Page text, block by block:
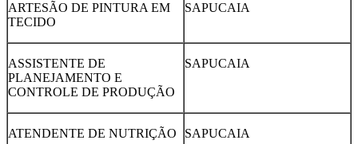
ARTESÃO DE PINTURA EM
TECIDO
SAPUCAIA
ASSISTENTE DE
PLANEJAMENTO E
CONTROLE DE PRODUÇÃO
SAPUCAIA
ATENDENTE DE NUTRIÇÃO SAPUCAIA